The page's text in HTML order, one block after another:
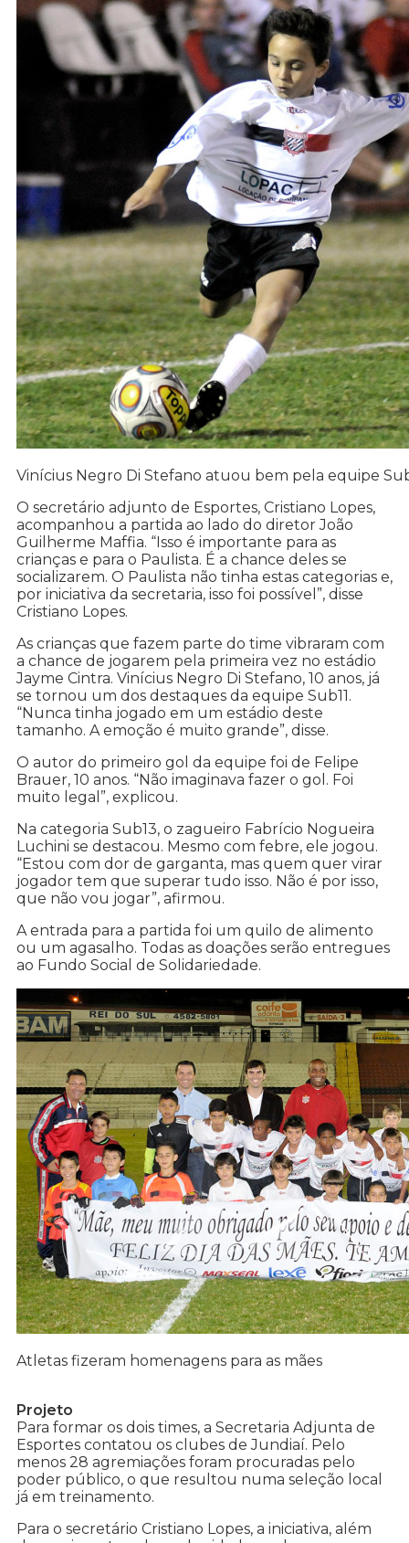
Vinícius Negro Di Stefano atuou bem pela equipe
O secretário adjunto de Esportes, Cristiano Lopes,
acompanhou a partida ao lado do diretor João
Guilherme Maffia. “Isso é importante para as
crianças e para o Paulista. É a chance deles se
socializarem. O Paulista não tinha estas categorias e,
por iniciativa da secretaria, isso foi possível”, disse
Cristiano Lopes.
As crianças que fazem parte do time vibraram com
a chance de jogarem pela primeira vez no estádio
Jayme Cintra. Vinícius Negro Di Stefano, 10 anos, já
se tornou um dos destaques da equipe Sub11.
“Nunca tinha jogado em um estádio deste
tamanho. A emoção é muito grande”, disse.
O autor do primeiro gol da equipe foi de Felipe
Brauer, 10 anos. “Não imaginava fazer o gol. Foi
muito legal”, explicou.
Na categoria Sub13, o zagueiro Fabrício Nogueira
Luchini se destacou. Mesmo com febre, ele jogou.
“Estou com dor de garganta, mas quem quer virar
jogador tem que superar tudo isso. Não é por isso,
que não vou jogar”, afirmou.
A entrada para a partida foi um quilo de alimento
ou um agasalho. Todas as doações serão entregues
ao Fundo Social de Solidariedade.
Atletas fizeram homenagens para as mães
Projeto
Para formar os dois times, a Secretaria Adjunta de
Esportes contatou os clubes de Jundiaí. Pelo
menos 28 agremiações foram procuradas pelo
poder público, o que resultou numa seleção local
já em treinamento.
Para o secretário Cristiano Lopes, a iniciativa, além